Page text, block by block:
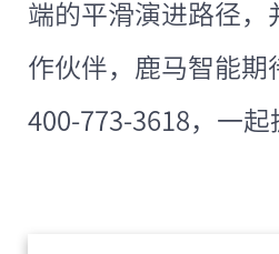
端的平滑演进路径，
作伙伴，鹿马智能期
400-773-3618，一